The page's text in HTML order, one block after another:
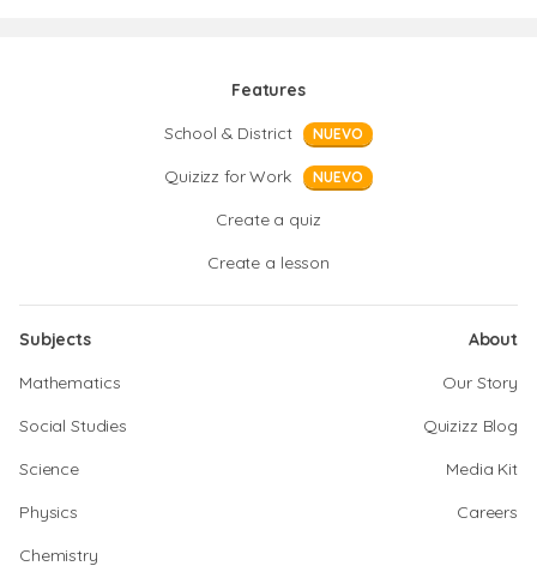
Features
School & District
NUEVO
Quizizz for Work NUEVO
Create a quiz
Create a lesson
Subjects
Mathematics
Social Studies
Science
Physics
Chemistry
About
Our Story
Quizizz Blog
Media Kit
Careers